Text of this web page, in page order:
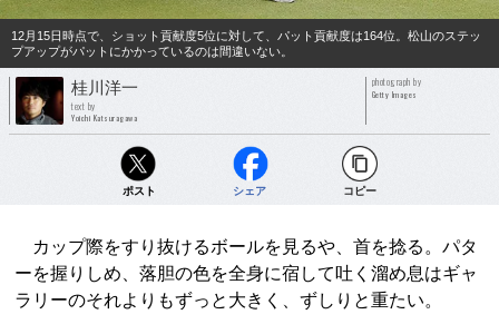
12月15日時点で、ショット貢献度5位に対して、パット貢献度は164位。松山のステッ
プアップがパットにかかっているのは間違いない。
桂川洋一
text by
Yoichi Katsuragawa
photograph by
Getty Images
ポスト シェア コピー
カップ際をすり抜けるボールを見るや、首を捻る。パタ
ーを握りしめ、落胆の色を全身に宿して吐く溜め息はギャ
ラリーのそれよりもずっと大きく、ずしりと重たい。